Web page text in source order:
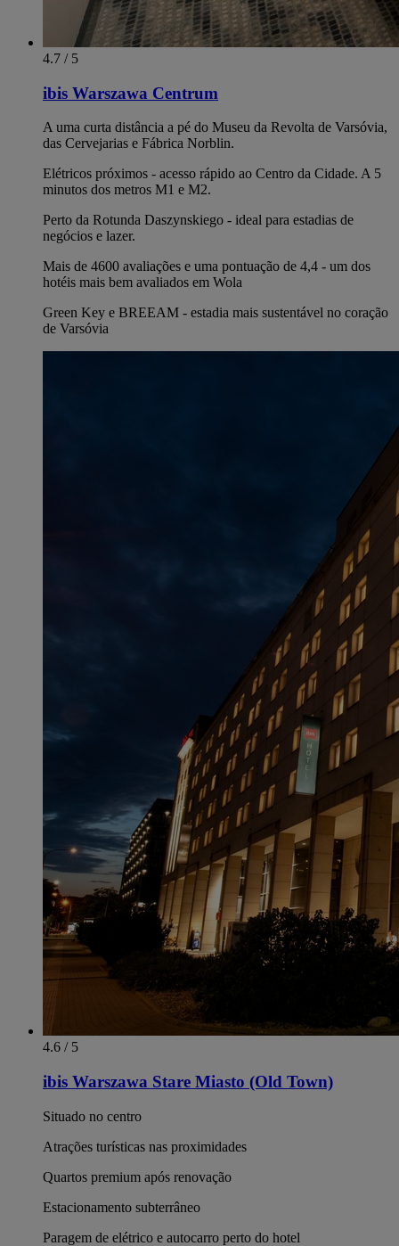
4.7 / 5
ibis Warszawa Centrum
A uma curta distância a pé do Museu da Revolta de Varsóvia,
das Cervejarias e Fábrica Norblin.
Elétricos próximos - acesso rápido ao Centro da Cidade. A 5
minutos dos metros M1 e M2.
Perto da Rotunda Daszynskiego - ideal para estadias de
negócios e lazer.
Mais de 4600 avaliações e uma pontuação de 4,4 - um dos
hotéis mais bem avaliados em Wola
Green Key e BREEAM - estadia mais sustentável no coração
de Varsóvia
4.6 / 5
ibis Warszawa Stare Miasto (Old Town)
Situado no centro
Atrações turísticas nas proximidades
Quartos premium após renovação
Estacionamento subterrâneo
Paragem de elétrico e autocarro perto do hotel